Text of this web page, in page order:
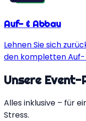
Auf- & Abbau
Lehnen Sie sich
den kompletten Auf-
Unsere Event-
Alles inklusive – für
Stress.